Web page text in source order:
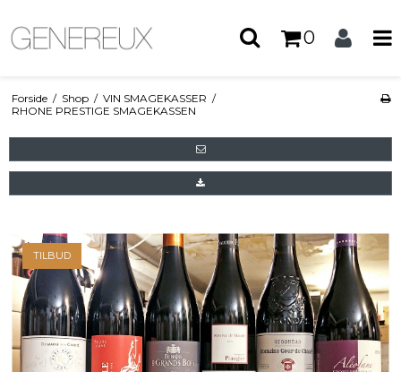
0
Forside / Shop / VIN SMAGEKASSER /
RHONE PRESTIGE SMAGEKASSEN
TILBUD